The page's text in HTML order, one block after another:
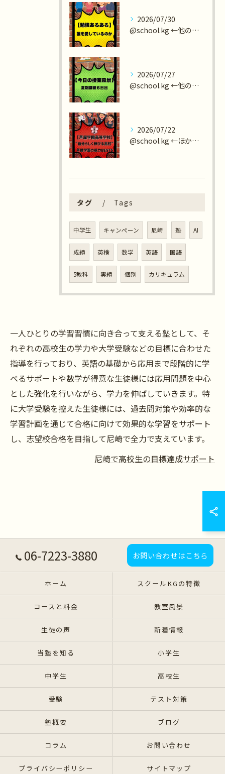
2026/07/30
@school.kg ←他の投稿も見てみる😄
2026/07/27
@school.kg ←他の投稿も見てみる😄
2026/07/22
@school.kg ←ほかの学校紹介もチェック😄
タグ Tags
中学生 キャンペーン 尼崎 塾 AI
成績 英検 数学 英語 国語
5教科 実績 個別 カリキュラム
一人ひとりの学習習慣に向き合って支える塾として、そ
れぞれの高校生の学力や大学受験などの目標に合わせた
指導を行っており、英語の基礎から応用まで段階的に学
べるサポートや数学が得意な生徒様には応用問題を中心
とした強化を行いながら、学力を伸ばしていきます。特
に大学受験を控えた生徒様には、過去問対策や効率的な
学習計画を通じて合格に向けて効果的な学習をサポート
し、志望校合格を目指して尼崎で全力で支えています。
尼崎で高校生の目標達成サポート
06-7223-3880 お問い合わせはこちら
ホーム スクールKGの特徴
コースと料金 教室風景
生徒の声 新着情報
当塾を知る 小学生
中学生 高校生
受験 テスト対策
塾概要 ブログ
コラム お問い合わせ
プライバシーポリシー サイトマップ